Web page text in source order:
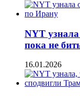
NYT
пока не
16.01.2026